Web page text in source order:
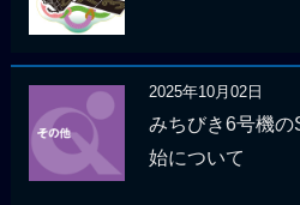
2025年10月02日
みちびき6号機
始について